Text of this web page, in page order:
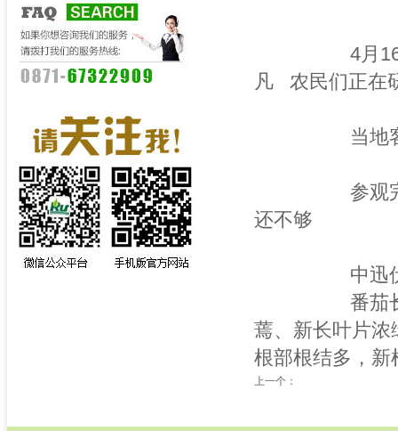
4月16日 农
凡 农民们正在
当地客户唐
参观完了，
还不够
中迅伏线
番茄长势良
蔫、新长叶片浓
根部根结多，新
上一个：